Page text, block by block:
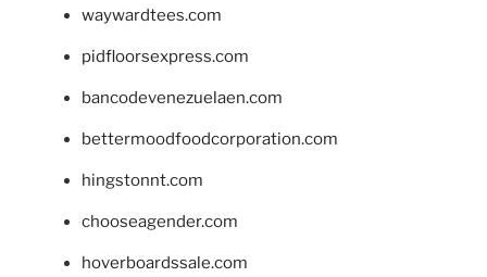
waywardtees.com
pidfloorsexpress.com
bancodevenezuelaen.com
bettermoodfoodcorporation.com
hingstonnt.com
chooseagender.com
hoverboardssale.com